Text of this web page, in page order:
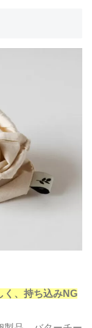
く、持ち込みNG